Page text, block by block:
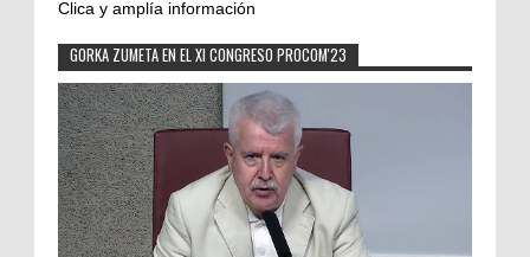
Clica y amplía información
GORKA ZUMETA EN EL XI CONGRESO PROCOM'23